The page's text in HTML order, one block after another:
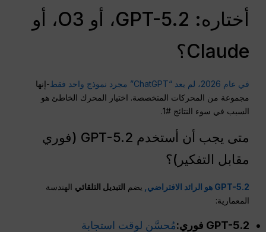
أختاره: GPT-5.2، أو O3، أو
Claude؟
في عام 2026، لم يعد “ChatGPT” مجرد نموذج واحد فقط
-إنها
مجموعة من المحركات المتخصصة. اختيار المحرك الخاطئ هو
السبب في سوء النتائج #1.
متى يجب أن أستخدم GPT-5.2 (فوري
مقابل التفكير)؟
GPT-5.2 هو الرائد الافتراضي, يضم التبديل التلقائي الهندسة
المعمارية:
GPT-5.2 فوري:
مُحسَّن لوقت استجابة